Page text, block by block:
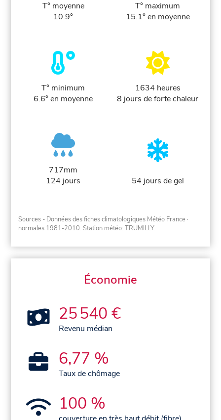
T° moyenne
10.9°
T° maximum
15.1° en moyenne
T° minimum
6.6° en moyenne
1634 heures
8 jours de forte chaleur
717mm
124 jours
54 jours de gel
Sources - Données des fiches climatologiques Météo France ·
normales 1981-2010. Station météo: TRUMILLY.
Économie
25 540 €
Revenu médian
6,77 %
Taux de chômage
100 %